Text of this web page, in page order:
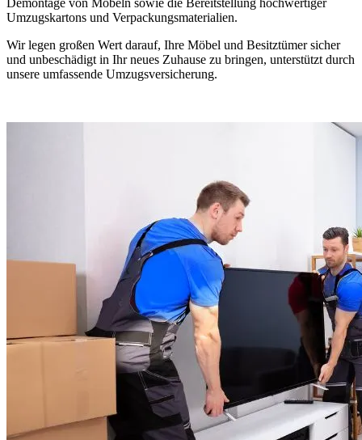
Umzugskartons und Verpackungsmaterialien.
Wir legen großen Wert darauf, Ihre Möbel und Besitztümer sicher
und unbeschädigt in Ihr neues Zuhause zu bringen, unterstützt durch
unsere umfassende Umzugsversicherung.